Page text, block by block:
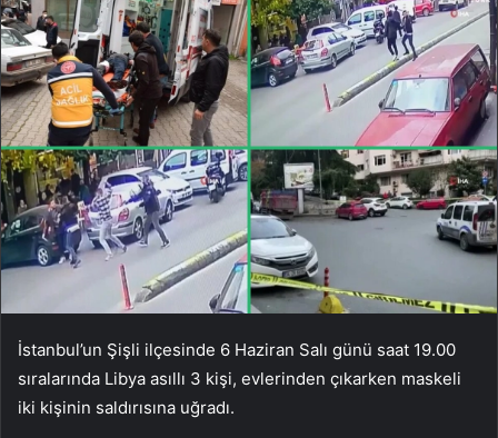
İstanbul’un Şişli ilçesinde 6 Haziran Salı günü saat 19.00
sıralarında Libya asıllı 3 kişi, evlerinden çıkarken maskeli
iki kişinin saldırısına uğradı.